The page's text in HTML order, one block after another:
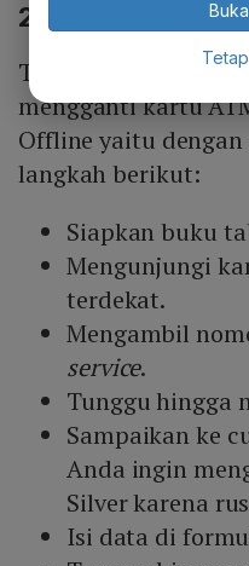
2. Melalui CS
Tidak hanya melalui
mengganti kartu
Offline yaitu
langkah berikut:
Siapkan buku
Mengunjungi
terdekat.
Mengambil
service.
Tunggu hingga
Sampaikan ke
Anda ingin
Silver karena
Isi data di